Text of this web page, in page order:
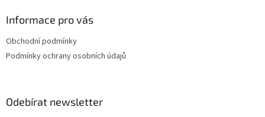
Informace pro vás
Obchodní podmínky
Podmínky ochrany osobních údajů
Odebírat newsletter